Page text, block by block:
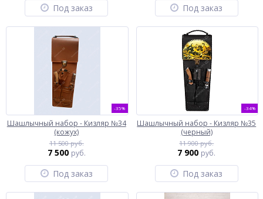
Под заказ Под заказ
-35%
Шашлычный набор - Кизляр №34
(кожух)
11 500 руб.
7 500 руб.
Под заказ
-34%
Шашлычный набор - Кизляр №35
(черный)
11 900 руб.
7 900 руб.
Под заказ